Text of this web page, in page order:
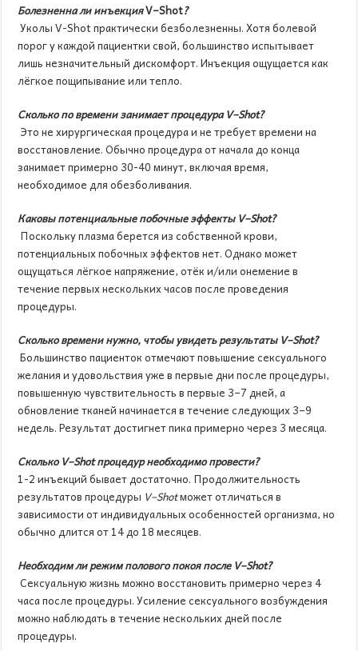
Болезненна ли инъекцияV–Shot?
Уколы V-Shot практически безболезненны. Хотя болевой
порог у каждой пациентки свой, большинство испытывает
лишь незначительный дискомфорт. Инъекция ощущается как
лёгкое пощипывание или тепло.
Сколько по времени занимает процедураV–Shot?
Это не хирургическая процедура и не требует времени на
восстановление. Обычно процедура от начала до конца
занимает примерно 30-40 минут, включая время,
необходимое для обезболивания.
Каковы потенциальные побочные эффектыV–Shot?
Поскольку плазма берется из собственной крови,
потенциальных побочных эффектов нет. Однако может
ощущаться лёгкое напряжение, отёк и/или онемение в
течение первых нескольких часов после проведения
процедуры.
Сколько времени нужно, чтобы увидеть результатыV–Shot?
Большинство пациенток отмечают повышение сексуального
желания и удовольствия уже в первые дни после процедуры,
повышенную чувствительность в первые 3–7 дней, а
обновление тканей начинается в течение следующих 3–9
недель. Результат достигнет пика примерно через 3 месяца.
СколькоV–Shotпроцедур необходимо провести?
1-2 инъекций бывает достаточно. Продолжительность
результатов процедуры V–Shotможет отличаться в
зависимости от индивидуальных особенностей организма, но
обычно длится от 14 до 18 месяцев.
Необходим ли режим полового покоя послеV–Shot?
Сексуальную жизнь можно восстановить примерно через 4
часа после процедуры. Усиление сексуального возбуждения
можно наблюдать в течение нескольких дней после
процедуры.